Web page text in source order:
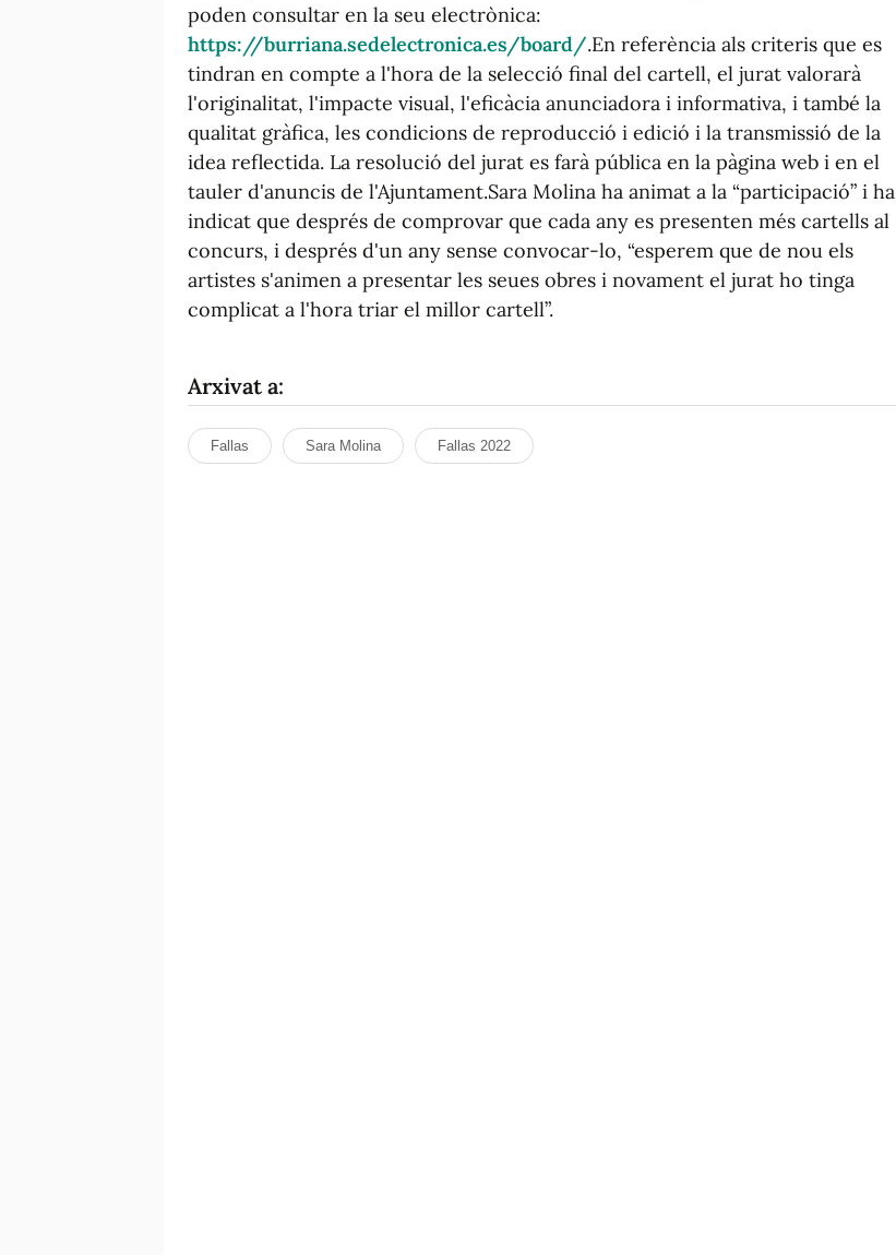
poden consultar en la seu electrònica:
https://burriana.sedelectronica.es/board/.En referència als criteris que es
tindran en compte a l'hora de la selecció final del cartell, el jurat valorarà
l'originalitat, l'impacte visual, l'eficàcia anunciadora i informativa, i també la
qualitat gràfica, les condicions de reproducció i edició i la transmissió de la
idea reflectida. La resolució del jurat es farà pública en la pàgina web i en el
tauler d'anuncis de l'Ajuntament.Sara Molina ha animat a la “participació” i ha
indicat que després de comprovar que cada any es presenten més cartells al
concurs, i després d'un any sense convocar-lo, “esperem que de nou els
artistes s'animen a presentar les seues obres i novament el jurat ho tinga
complicat a l'hora triar el millor cartell”.
Arxivat a:
Fallas Sara Molina Fallas 2022